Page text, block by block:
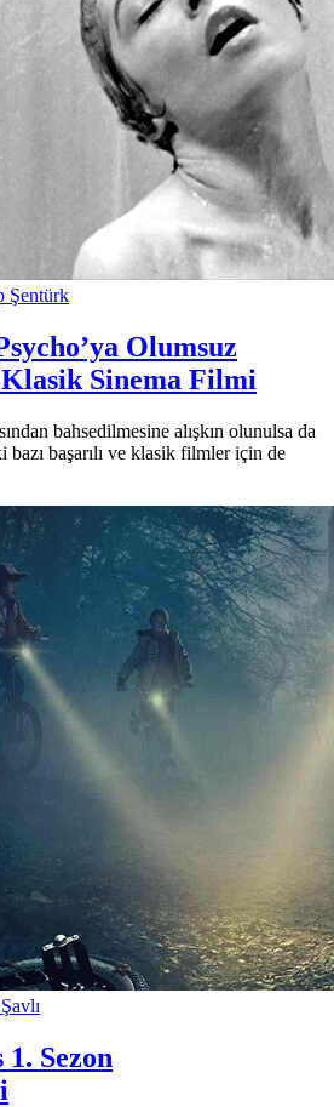
Şentürk
Olumsuz
Sinema Filmi
bahsedilmesine alışkın olunulsa da
başarılı ve klasik filmler için de
Sezon